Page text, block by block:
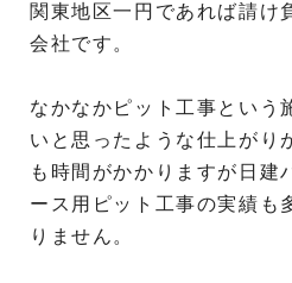
関東地区一円であれば請け
会社です。
なかなかピット工事という
いと思ったような仕上がり
も時間がかかりますが日建
ース用ピット工事の実績も
りません。